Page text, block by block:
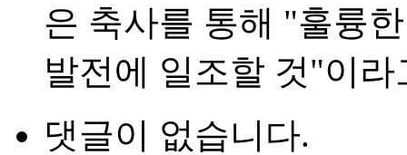
은 축사를 통해 "훌륭
발전에 일조할 것"이라
댓글이 없습니다.